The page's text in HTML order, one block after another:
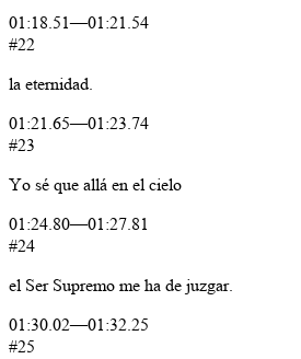
01:18.51—01:21.54
#22
la eternidad.
01:21.65—01:23.74
#23
Yo sé que allá en el cielo
01:24.80—01:27.81
#24
el Ser Supremo me ha de juzgar.
01:30.02—01:32.25
#25